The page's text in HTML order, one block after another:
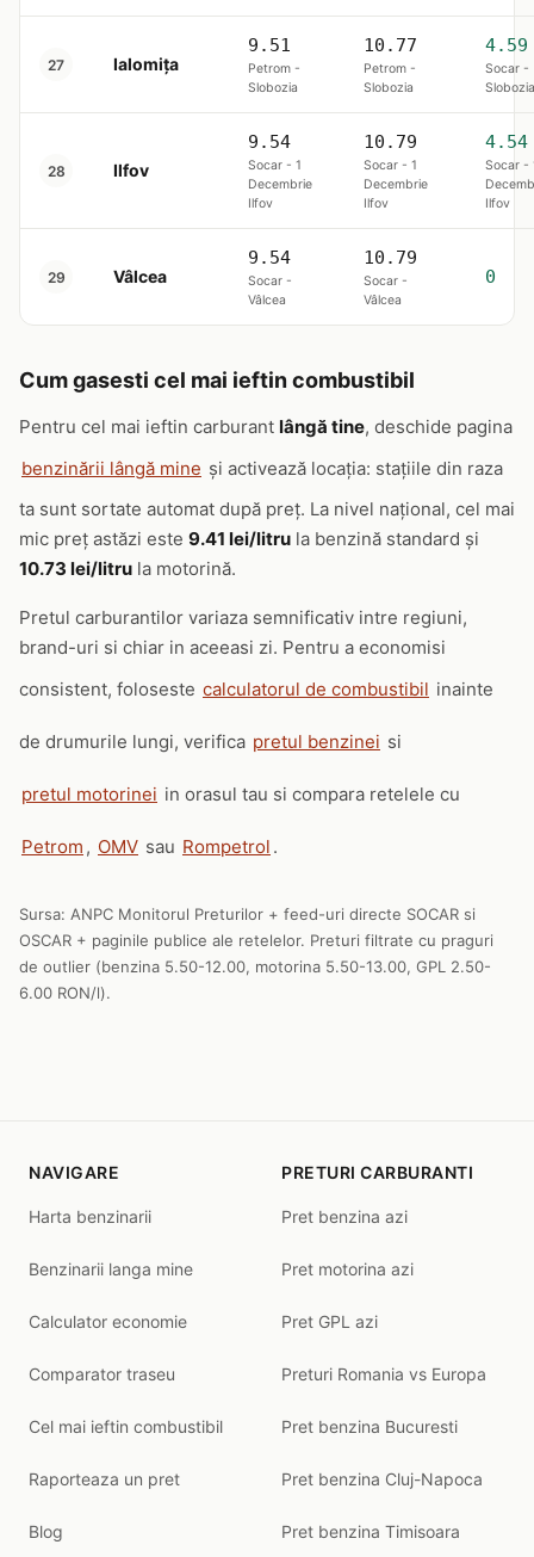
27 Ialomița
9.51
Petrom -
Slobozia
10.77
Petrom -
Slobozia
4.59
Socar -
Slobozia
28 Ilfov
9.54
Socar - 1
Decembrie
Ilfov
10.79
Socar - 1
Decembrie
Ilfov
4.54
Socar -
Ilfov
29 Vâlcea
9.54
Socar -
Vâlcea
10.79
Socar -
Vâlcea
0
Cum gasesti cel mai ieftin combustibil
Pentru cel mai ieftin carburant lângă tine, deschide pagina
benzinării lângă mine și activează locația: stațiile din raza
ta sunt sortate automat după preț. La nivel național, cel mai
mic preț astăzi este 9.41 lei/litru la benzină standard și
10.73 lei/litru la motorină.
Pretul carburantilor variaza semnificativ intre regiuni,
brand-uri si chiar in aceeasi zi. Pentru a economisi
consistent, foloseste calculatorul de combustibil inainte
de drumurile lungi, verifica pretul benzinei si
pretul motorinei in orasul tau si compara retelele cu
Petrom , OMV sau Rompetrol .
Sursa: ANPC Monitorul Preturilor + feed-uri directe SOCAR si
OSCAR + paginile publice ale retelelor. Preturi filtrate cu praguri
de outlier (benzina 5.50-12.00, motorina 5.50-13.00, GPL 2.50-
6.00 RON/l).
NAVIGARE
Harta benzinarii
Benzinarii langa mine
Calculator economie
Comparator traseu
Cel mai ieftin combustibil
Raporteaza un pret
Blog
PRETURI CARBURANTI
Pret benzina azi
Pret motorina azi
Pret GPL azi
Preturi Romania vs Europa
Pret benzina Bucuresti
Pret benzina Cluj-Napoca
Pret benzina Timisoara